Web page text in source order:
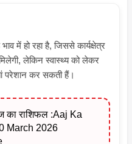
में हो रहा है, जिससे कार्यक्षेत्र
लेकिन स्वास्थ्य को लेकर
परेशान कर सकती हैं।
का राशिफल :Aaj Ka
March 2026